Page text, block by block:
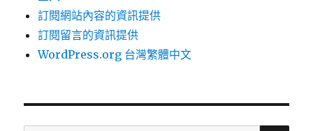
訂閱網站內容的資訊提供
訂閱留言的資訊提供
WordPress.org 台灣繁體中文